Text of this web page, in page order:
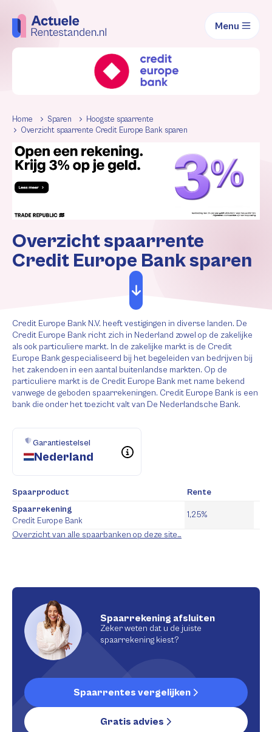
Menu
Home Sparen
Hoogste spaarrente
Overzicht spaarrente Credit Europe Bank sparen
Overzicht spaarrente
Credit Europe Bank sparen
Credit Europe Bank N.V. heeft vestigingen in diverse landen. De
Credit Europe Bank richt zich in Nederland zowel op de zakelijke
als ook particuliere markt. In de zakelijke markt is de Credit
Europe Bank gespecialiseerd bij het begeleiden van bedrijven bij
het zakendoen in een aantal buitenlandse markten. Op de
particuliere markt is de Credit Europe Bank met name bekend
vanwege de geboden spaarrekeningen. Credit Europe Bank is een
bank die onder het toezicht valt van De Nederlandsche Bank.
Garantiestelsel
Nederland
Spaarproduct
Rente
Spaarrekening
Credit Europe Bank
1,25%
Overzicht van alle spaarbanken op deze site…
Spaarrekening afsluiten
Zeker weten dat u de juiste
spaarrekening kiest?
Spaarrentes vergelijken
Gratis advies